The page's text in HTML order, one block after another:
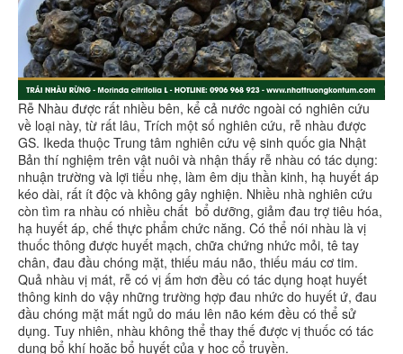
Rễ Nhàu được rất nhiều bên, kể cả nước ngoài có nghiên cứu
về loại này, từ rất lâu, Trích một số nghiên cứu, rễ nhàu được
GS. Ikeda thuộc Trung tâm nghiên cứu vệ sinh quốc gia Nhật
Bản thí nghiệm trên vật nuôi và nhận thấy rễ nhàu có tác dụng:
nhuận trường và lợi tiểu nhẹ, làm êm dịu thần kinh, hạ huyết áp
kéo dài, rất ít độc và không gây nghiện. Nhiều nhà nghiên cứu
còn tìm ra nhàu có nhiều chất bổ dưỡng, giảm đau trợ tiêu hóa,
hạ huyết áp, chế thực phẩm chức năng. Có thể nói nhàu là vị
thuốc thông được huyết mạch, chữa chứng nhức mỏi, tê tay
chân, đau đầu chóng mặt, thiếu máu não, thiếu máu cơ tim.
Quả nhàu vị mát, rễ có vị ấm hơn đều có tác dụng hoạt huyết
thông kinh do vậy những trường hợp đau nhức do huyết ứ, đau
đầu chóng mặt mất ngủ do máu lên não kém đều có thể sử
dụng. Tuy nhiên, nhàu không thể thay thế được vị thuốc có tác
dụng bổ khí hoặc bổ huyết của y học cổ truyền.